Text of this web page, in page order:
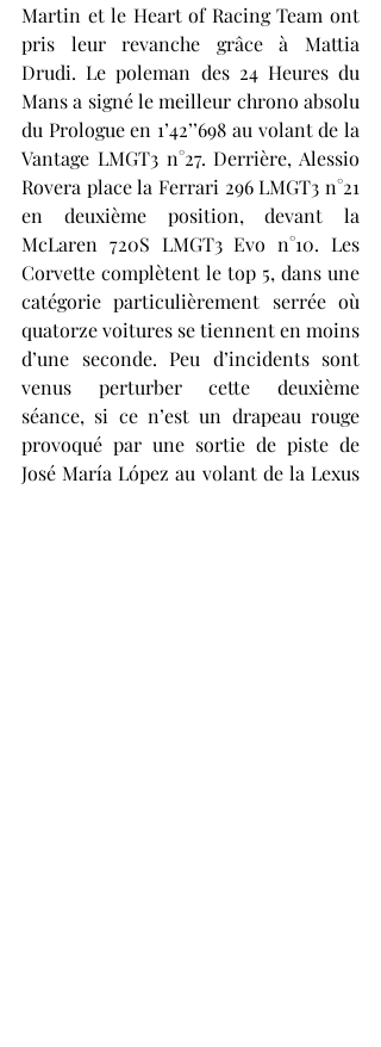
Martin et le Heart of Racing Team ont
pris leur revanche grâce à Mattia
Drudi. Le poleman des 24 Heures du
Mans a signé le meilleur chrono absolu
du Prologue en 1’42’’698 au volant de la
Vantage LMGT3 n°27. Derrière, Alessio
Rovera place la Ferrari 296 LMGT3 n°21
en deuxième position, devant la
McLaren 720S LMGT3 Evo n°10. Les
Corvette complètent le top 5, dans une
catégorie particulièrement serrée où
quatorze voitures se tiennent en moins
d’une seconde. Peu d’incidents sont
venus perturber cette deuxième
séance, si ce n’est un drapeau rouge
provoqué par une sortie de piste de
José María López au volant de la Lexus